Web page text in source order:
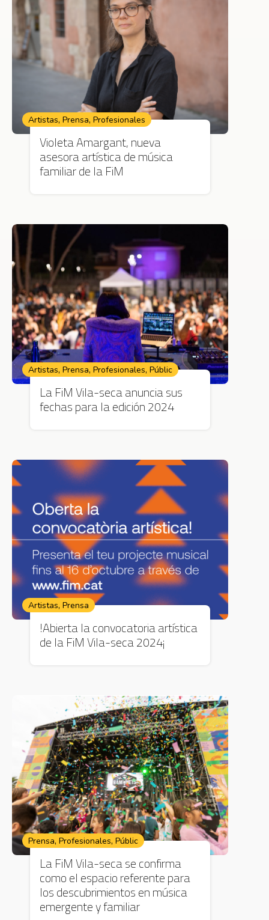
Artistas, Prensa, Profesionales
Violeta Amargant, nueva
asesora artística de música
familiar de la FiM
Artistas, Prensa, Profesionales, Públic
La FiM Vila-seca anuncia sus
fechas para la edición 2024
Artistas, Prensa
!Abierta la convocatoria artística
de la FiM Vila-seca 2024¡
Prensa, Profesionales, Públic
La FiM Vila-seca se confirma
como el espacio referente para
los descubrimientos en música
emergente y familiar